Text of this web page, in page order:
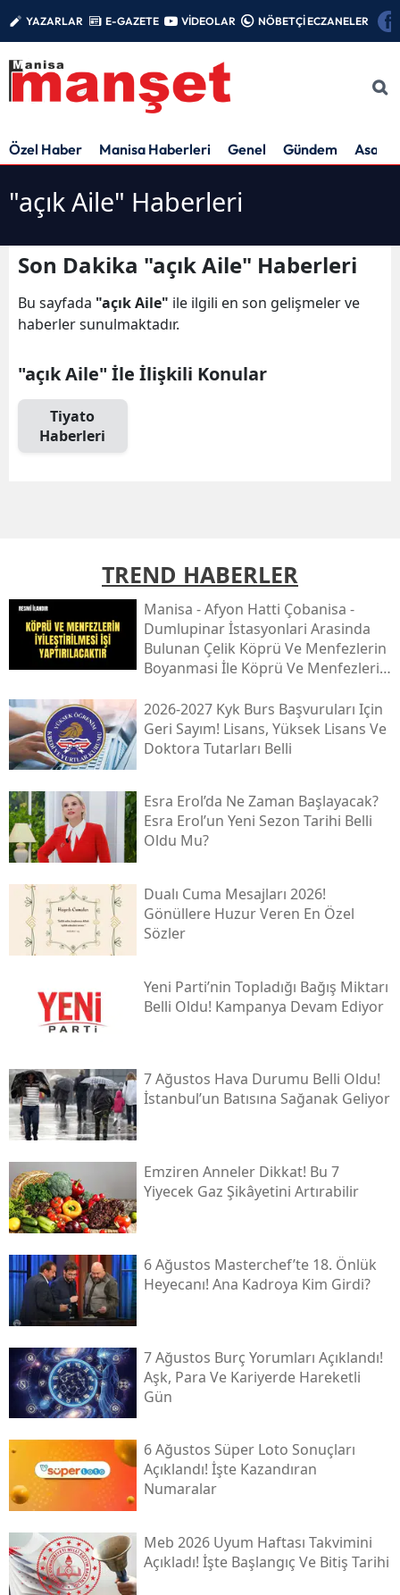
YAZARLAR E-GAZETE VİDEOLAR NÖBETÇİ ECZANELER
Özel Haber Manisa Haberleri Genel Gündem Asayiş
"açık Aile" Haberleri
Son Dakika "açık Aile" Haberleri
Bu sayfada "açık Aile" ile ilgili en son gelişmeler ve
haberler sunulmaktadır.
"açık Aile" İle İlişkili Konular
Tiyato
Haberleri
TREND HABERLER
Mani̇sa - Afyon Hatti Çobani̇sa -
Dumlupinar İstasyonlari Arasinda
Bulunan Çeli̇k Köprü Ve Menfezleri̇n
Boyanmasi İle Köprü Ve Menfezleri̇n
2026-2027 Kyk Burs Başvuruları Için
Geri Sayım! Lisans, Yüksek Lisans Ve
Doktora Tutarları Belli
Esra Erol’da Ne Zaman Başlayacak?
Esra Erol’un Yeni Sezon Tarihi Belli
Oldu Mu?
Dualı Cuma Mesajları 2026!
Gönüllere Huzur Veren En Özel
Sözler
Yeni̇ Parti’nin Topladığı Bağış Miktarı
Belli Oldu! Kampanya Devam Ediyor
7 Ağustos Hava Durumu Belli Oldu!
İstanbul’un Batısına Sağanak Geliyor
Emziren Anneler Dikkat! Bu 7
Yiyecek Gaz Şikâyetini Artırabilir
6 Ağustos Masterchef’te 18. Önlük
Heyecanı! Ana Kadroya Kim Girdi?
7 Ağustos Burç Yorumları Açıklandı!
Aşk, Para Ve Kariyerde Hareketli
Gün
6 Ağustos Süper Loto Sonuçları
Açıklandı! İşte Kazandıran
Numaralar
Meb 2026 Uyum Haftası Takvimini
Açıkladı! İşte Başlangıç Ve Bitiş Tarihi